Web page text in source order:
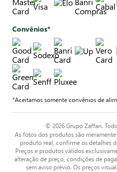
Convênios*
*Aceitamos somente convênios de
© 2026 Grupo Zaffari.
As fotos dos produtos são
produto real, confirme os detalhes
Preços e produtos válidos
alteração de preço, condições de
sem aviso prévio. Os preços